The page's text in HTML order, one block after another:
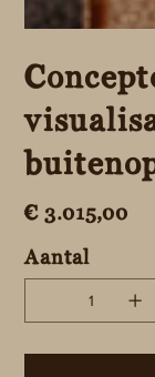
Prijs
€ 3.015,00
Aantal